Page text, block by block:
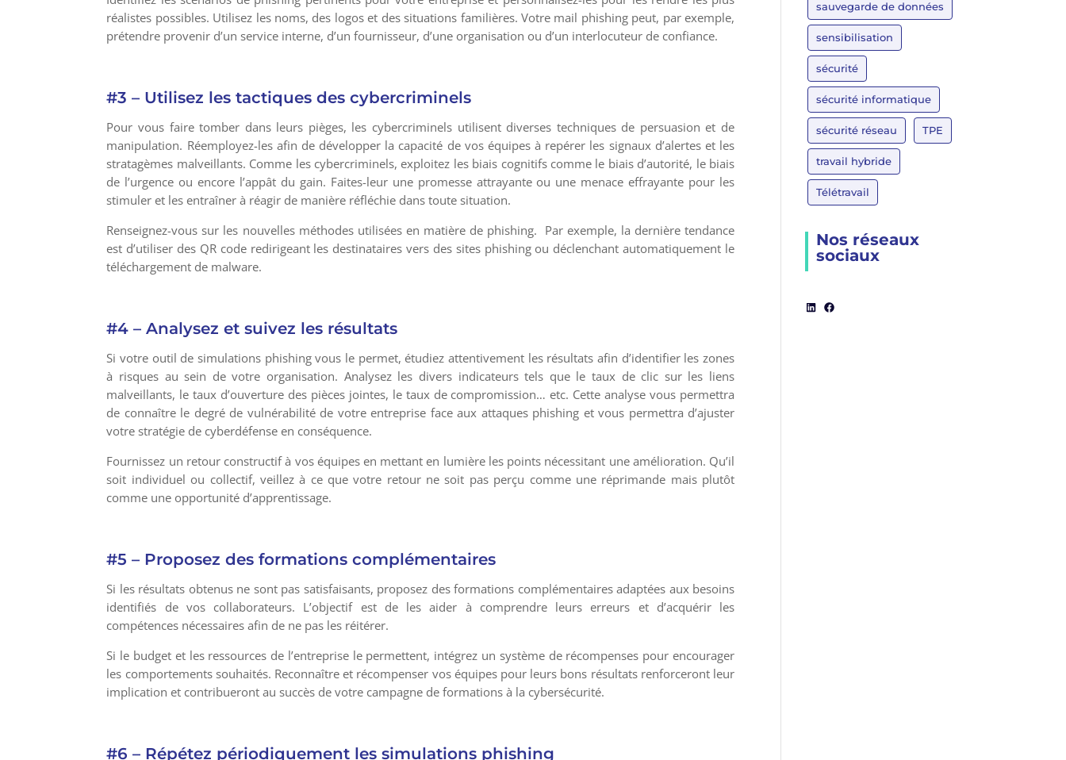
réalistes possibles. Utilisez les noms, des logos et des situations familières. Votre mail phishing peut, par exemple,
prétendre provenir d’un service interne, d’un fournisseur, d’une organisation ou d’un interlocuteur de confiance.
#3 – Utilisez les tactiques des cybercriminels
Pour vous faire tomber dans leurs pièges, les cybercriminels utilisent diverses techniques de persuasion et de
manipulation. Réemployez-les afin de développer la capacité de vos équipes à repérer les signaux d’alertes et les
stratagèmes malveillants. Comme les cybercriminels, exploitez les biais cognitifs comme le biais d’autorité, le biais
de l’urgence ou encore l’appât du gain. Faites-leur une promesse attrayante ou une menace effrayante pour les
stimuler et les entraîner à réagir de manière réfléchie dans toute situation.
Renseignez-vous sur les nouvelles méthodes utilisées en matière de phishing. Par exemple, la dernière tendance
est d’utiliser des QR code redirigeant les destinataires vers des sites phishing ou déclenchant automatiquement le
téléchargement de malware.
#4 – Analysez et suivez les résultats
Si votre outil de simulations phishing vous le permet, étudiez attentivement les résultats afin d’identifier les zones
à risques au sein de votre organisation. Analysez les divers indicateurs tels que le taux de clic sur les liens
malveillants, le taux d’ouverture des pièces jointes, le taux de compromission… etc. Cette analyse vous permettra
de connaître le degré de vulnérabilité de votre entreprise face aux attaques phishing et vous permettra d’ajuster
votre stratégie de cyberdéfense en conséquence.
Fournissez un retour constructif à vos équipes en mettant en lumière les points nécessitant une amélioration. Qu’il
soit individuel ou collectif, veillez à ce que votre retour ne soit pas perçu comme une réprimande mais plutôt
comme une opportunité d’apprentissage.
#5 – Proposez des formations complémentaires
Si les résultats obtenus ne sont pas satisfaisants, proposez des formations complémentaires adaptées aux besoins
identifiés de vos collaborateurs. L’objectif est de les aider à comprendre leurs erreurs et d’acquérir les
compétences nécessaires afin de ne pas les réitérer.
Si le budget et les ressources de l’entreprise le permettent, intégrez un système de récompenses pour encourager
les comportements souhaités. Reconnaître et récompenser vos équipes pour leurs bons résultats renforceront leur
implication et contribueront au succès de votre campagne de formations à la cybersécurité.
#6 – Répétez périodiquement les simulations phishing
sauvegarde de données
sensibilisation
sécurité
sécurité informatique
sécurité réseau TPE
travail hybride
Télétravail
Nos réseaux
sociaux
LinkedIn
Facebook